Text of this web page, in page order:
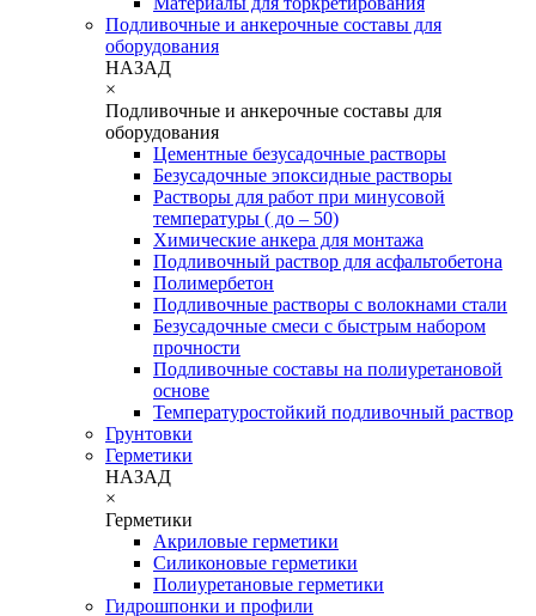
Подливочные и анкерочные составы для
оборудования
НАЗАД
×
Подливочные и анкерочные составы для
оборудования
Цементные безусадочные растворы
Безусадочные эпоксидные растворы
Растворы для работ при минусовой
температуры ( до – 50)
Химические анкера для монтажа
Подливочный раствор для асфальтобетона
Полимербетон
Подливочные растворы с волокнами стали
Безусадочные смеси с быстрым набором
прочности
Подливочные составы на полиуретановой
основе
Температуростойкий подливочный раствор
Грунтовки
Герметики
НАЗАД
×
Герметики
Акриловые герметики
Силиконовые герметики
Полиуретановые герметики
Гидрошпонки и профили